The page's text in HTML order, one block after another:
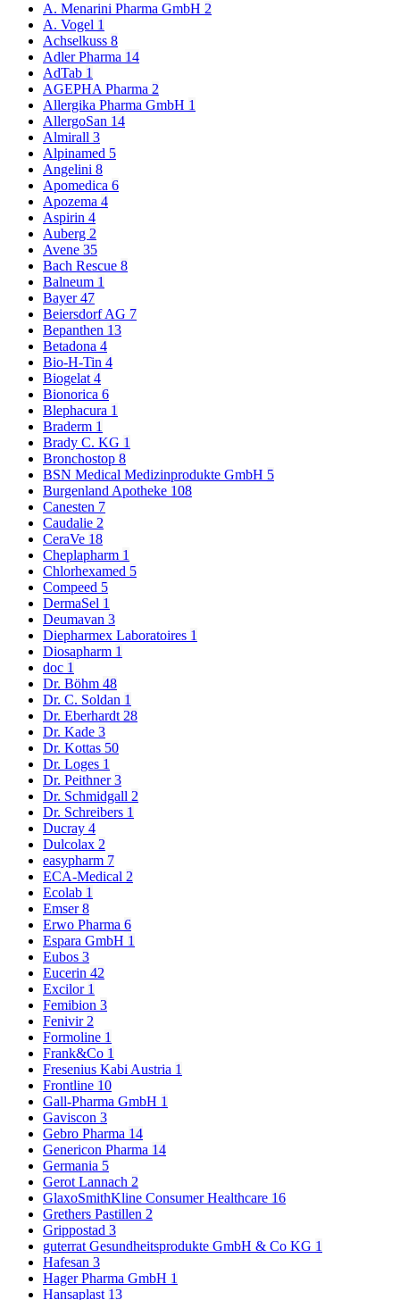
A. Menarini Pharma GmbH 2
A. Vogel 1
Achselkuss 8
Adler Pharma 14
AdTab 1
AGEPHA Pharma 2
Allergika Pharma GmbH 1
AllergoSan 14
Almirall 3
Alpinamed 5
Angelini 8
Apomedica 6
Apozema 4
Aspirin 4
Auberg 2
Avene 35
Bach Rescue 8
Balneum 1
Bayer47
Beiersdorf AG 7
Bepanthen 13
Betadona 4
Bio-H-Tin 4
Biogelat 4
Bionorica 6
Blephacura 1
Braderm 1
Brady C. KG 1
Bronchostop 8
BSN Medical Medizinprodukte GmbH 5
Burgenland Apotheke 108
Canesten 7
Caudalie 2
CeraVe 18
Cheplapharm 1
Chlorhexamed 5
Compeed 5
DermaSel 1
Deumavan 3
Diepharmex Laboratoires 1
Diosapharm 1
doc 1
Dr. Böhm 48
Dr. C. Soldan 1
Dr. Eberhardt 28
Dr. Kade 3
Dr. Kottas 50
Dr. Loges 1
Dr. Peithner3
Dr. Schmidgall 2
Dr. Schreibers 1
Ducray 4
Dulcolax 2
easypharm 7
ECA-Medical 2
Ecolab 1
Emser8
Erwo Pharma 6
Espara GmbH 1
Eubos 3
Eucerin 42
Excilor 1
Femibion 3
Fenivir 2
Formoline 1
Frank&Co 1
Fresenius Kabi Austria 1
Frontline 10
Gall-Pharma GmbH 1
Gaviscon 3
Gebro Pharma 14
Genericon Pharma 14
Germania 5
Gerot Lannach 2
GlaxoSmithKline Consumer Healthcare 16
Grethers Pastillen 2
Grippostad 3
guterrat Gesundheitsprodukte GmbH & Co KG 1
Hafesan 3
Hager Pharma GmbH 1
Hansaplast 13